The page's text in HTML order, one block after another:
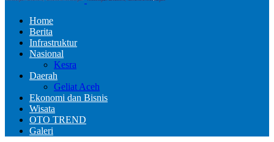
Home
Berita
Infrastruktur
Nasional
Kesra
Daerah
Geliat Aceh
Ekonomi dan Bisnis
Wisata
OTO TREND
Galeri